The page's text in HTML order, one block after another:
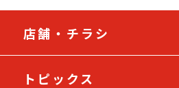
店舗・チラシ
トピックス